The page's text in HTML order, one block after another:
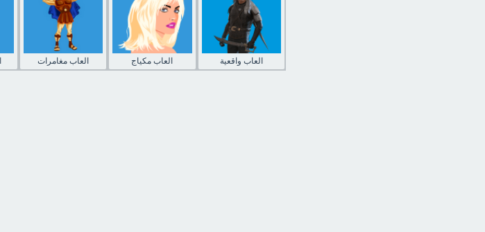
العاب مغامرات العاب مكياج العاب واقعية